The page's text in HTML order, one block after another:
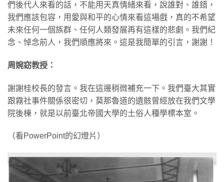
們後代人來看的話，不能用天真情緒來看，說誰對、誰錯，
我們應該包容，用愛與和平的心情來看這場戲，真的不希望
未來任何一個族群、任何人類發展再有這樣的悲劇。我們紀
念、悼念前人，我們順應將來。這是我簡單的引言，謝謝！
周婉窈教授：
謝謝桂校長的發言。我在這邊稍微補充一下。我們臺大其實
跟霧社事件關係很密切，莫那魯道的遺骸曾經放在我們文學
院後棟，就是以前臺北帝國大學的土俗人種學標本室。
（看PowerPoint的幻燈片）